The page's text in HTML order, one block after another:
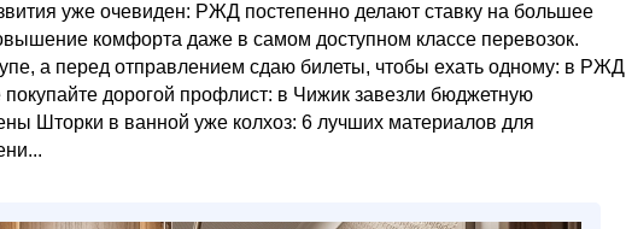
уже очевиден: РЖД постепенно делают ставку на большее
комфорта даже в самом доступном классе перевозок.
а перед отправлением сдаю билеты, чтобы ехать одному: в РЖД
дорогой профлист: в Чижик завезли бюджетную
Шторки в ванной уже колхоз: 6 лучших материалов для